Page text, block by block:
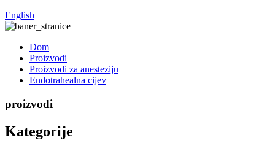
English
Dom
Proizvodi
Proizvodi za anesteziju
Endotrahealna cijev
proizvodi
Kategorije